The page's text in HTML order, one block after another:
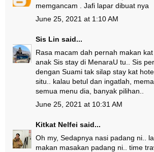
memgancam . Jafi lapar dibuat nya
June 25, 2021 at 1:10 AM
Sis Lin said...
Rasa macam dah pernah makan
anak Sis stay di MenaraU tu.. Sis
dengan Suami tak silap stay kat
situ.. kalau betul dan ingatlah,
semua menu dia, banyak pilihan..
June 25, 2021 at 10:31 AM
Kitkat Nelfei said...
Oh my, Sedapnya nasi padang ni..
makan masakan padang ni.. time